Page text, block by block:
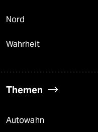
Nord
Wahrheit
Themen
Autowahn